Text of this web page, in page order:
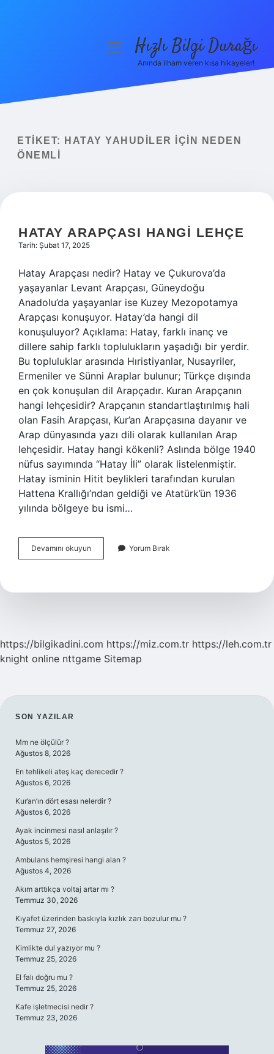
Yasal Uyarı
menüyüHızlı Bilgi Durağı
Anında ilham veren kısa hikayeler!
ETIKET:
HATAY YAHUDILER IÇIN NEDEN
ÖNEMLI
HATAY ARAPÇASI HANGI LEHÇE
Tarih: Şubat 17, 2025
Hatay Arapçası nedir? Hatay ve Çukurova’da
yaşayanlar Levant Arapçası, Güneydoğu
Anadolu’da yaşayanlar ise Kuzey Mezopotamya
Arapçası konuşuyor. Hatay’da hangi dil
konuşuluyor? Açıklama: Hatay, farklı inanç ve
dillere sahip farklı toplulukların yaşadığı bir yerdir.
Bu topluluklar arasında Hıristiyanlar, Nusayriler,
Ermeniler ve Sünni Araplar bulunur; Türkçe dışında
en çok konuşulan dil Arapçadır. Kuran Arapçanın
hangi lehçesidir? Arapçanın standartlaştırılmış hali
olan Fasih Arapçası, Kur’an Arapçasına dayanır ve
Arap dünyasında yazı dili olarak kullanılan Arap
lehçesidir. Hatay hangi kökenli? Aslında bölge 1940
nüfus sayımında “Hatay İli” olarak listelenmiştir.
Hatay isminin Hitit beylikleri tarafından kurulan
Hattena Krallığı’ndan geldiği ve Atatürk’ün 1936
yılında bölgeye bu ismi…
Devamını okuyun
Arapçası
Yorum Bırak
https://bilgikadini.com https://miz.com.tr https://leh.com.tr
knight online nttgame Sitemap
SIDEBAR
SON YAZILAR
Mm ne ölçülür ?
Ağustos 8, 2026
En tehlikeli ateş kaç derecedir ?
Ağustos 6, 2026
Kur’an’ın dört esası nelerdir ?
Ağustos 6, 2026
Ayak incinmesi nasıl anlaşılır ?
Ağustos 5, 2026
Ambulans hemşiresi hangi alan ?
Ağustos 4, 2026
Akım arttıkça voltaj artar mı ?
Temmuz 30, 2026
Kıyafet üzerinden baskıyla kızlık zarı bozulur mu ?
Temmuz 27, 2026
Kimlikte dul yazıyor mu ?
Temmuz 25, 2026
El falı doğru mu ?
Temmuz 25, 2026
Kafe işletmecisi nedir ?
Temmuz 23, 2026